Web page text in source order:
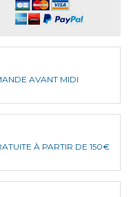
AVANT MIDI
À PARTIR DE 150€